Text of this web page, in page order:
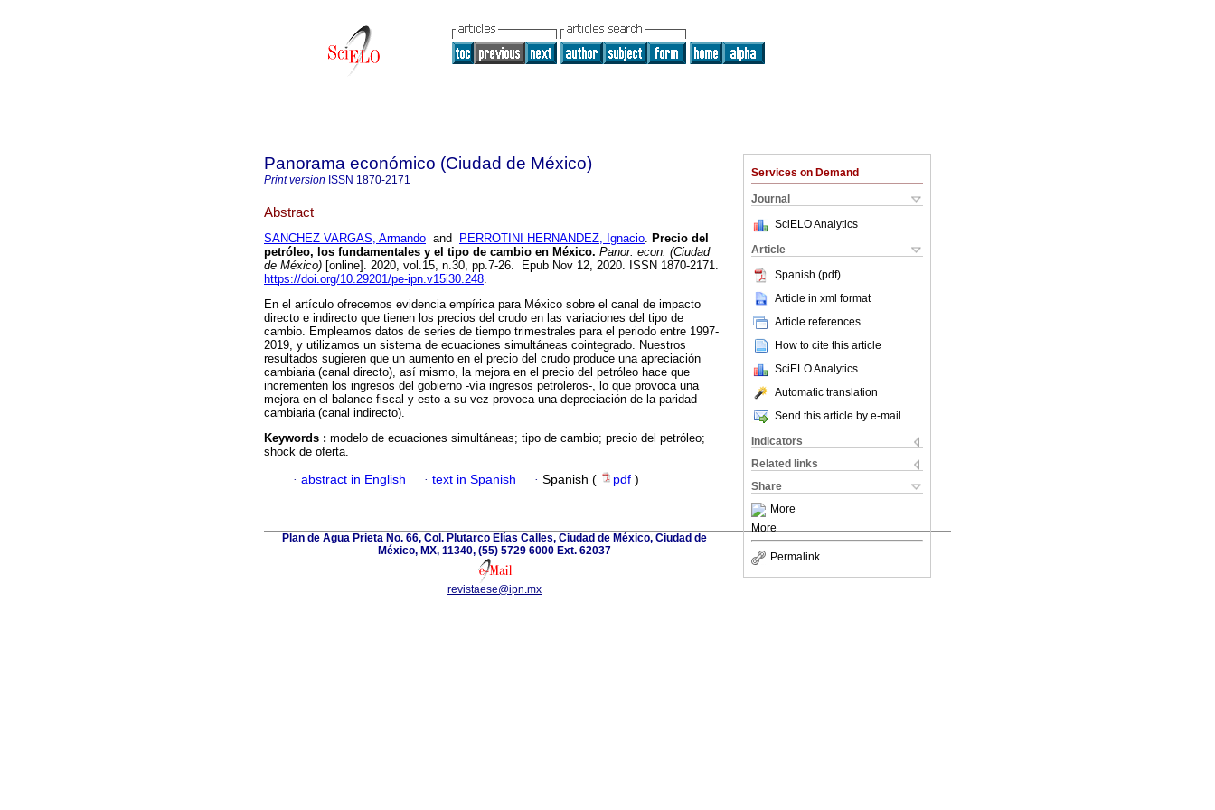
Services on Demand
Journal
SciELO Analytics
Article
Spanish (pdf)
Article in xml format
Article references
How to cite this article
SciELO Analytics
Automatic translation
Send this article by e-mail
Indicators
Related links
Share
More
More
Permalink
Panorama económico (Ciudad de México)
Print version ISSN 1870-2171
Abstract
SANCHEZ VARGAS, Armando and PERROTINI HERNANDEZ, Ignacio. Precio del
petróleo, los fundamentales y el tipo de cambio en México. Panor. econ. (Ciudad
de México) [online]. 2020, vol.15, n.30, pp.7-26. Epub Nov 12, 2020. ISSN 1870-2171.
https://doi.org/10.29201/pe-ipn.v15i30.248.
En el artículo ofrecemos evidencia empírica para México sobre el canal de impacto
directo e indirecto que tienen los precios del crudo en las variaciones del tipo de
cambio. Empleamos datos de series de tiempo trimestrales para el periodo entre 1997-
2019, y utilizamos un sistema de ecuaciones simultáneas cointegrado. Nuestros
resultados sugieren que un aumento en el precio del crudo produce una apreciación
cambiaria (canal directo), así mismo, la mejora en el precio del petróleo hace que
incrementen los ingresos del gobierno -vía ingresos petroleros-, lo que provoca una
mejora en el balance fiscal y esto a su vez provoca una depreciación de la paridad
cambiaria (canal indirecto).
Keywords : modelo de ecuaciones simultáneas; tipo de cambio; precio del petróleo;
shock de oferta.
· abstract in English · text in Spanish · Spanish ( pdf )
Plan de Agua Prieta No. 66, Col. Plutarco Elías Calles, Ciudad de México, Ciudad de
México, MX, 11340, (55) 5729 6000 Ext. 62037
revistaese@ipn.mx